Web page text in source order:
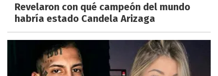
Revelaron con qué campeón del mundo
habría estado Candela Arizaga